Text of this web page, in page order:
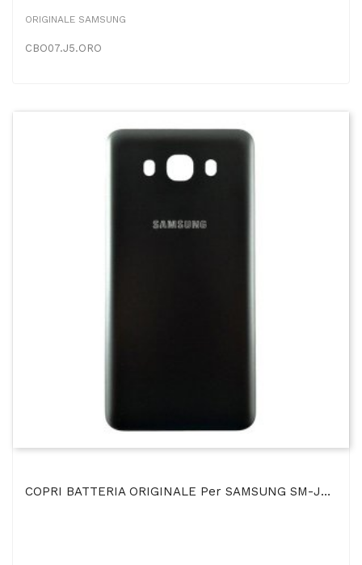
ORIGINALE SAMSUNG
CBO07.J5.ORO
COPRI BATTERIA ORIGINALE Per SAMSUNG SM-J710F GALAXY J7 2016 COLORE NERO BULK